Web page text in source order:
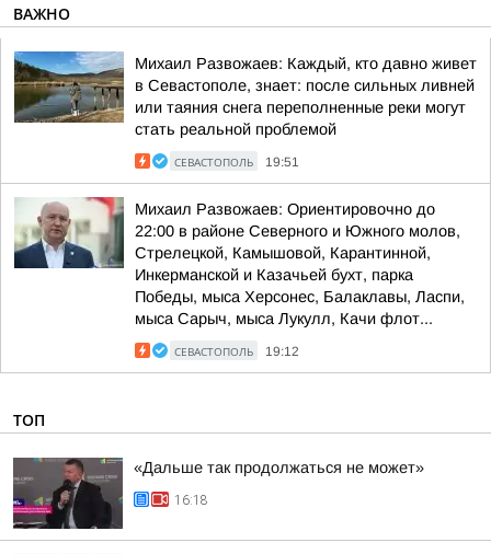
ВАЖНО
Михаил Развожаев: Каждый, кто давно живет
в Севастополе, знает: после сильных ливней
или таяния снега переполненные реки могут
стать реальной проблемой
СЕВАСТОПОЛЬ 19:51
Михаил Развожаев: Ориентировочно до
22:00 в районе Северного и Южного молов,
Стрелецкой, Камышовой, Карантинной,
Инкерманской и Казачьей бухт, парка
Победы, мыса Херсонес, Балаклавы, Ласпи,
мыса Сарыч, мыса Лукулл, Качи флот...
СЕВАСТОПОЛЬ 19:12
ТОП
«Дальше так продолжаться не может»
16:18